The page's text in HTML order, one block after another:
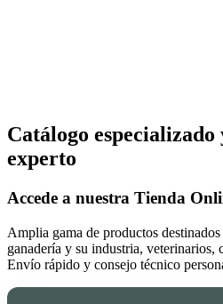
Catálogo especializado
experto
Accede a nuestra Tienda
Amplia gama de productos
ganadería y su industria, veterinarios,
Envío rápido y consejo técnico